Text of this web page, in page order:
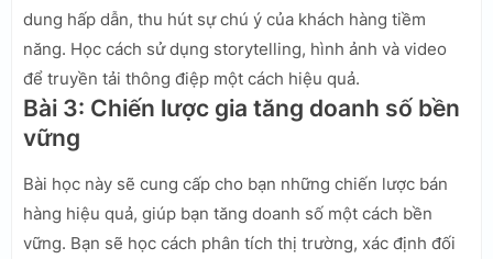
dung hấp dẫn, thu hút sự chú ý của khách hàng tiềm
năng. Học cách sử dụng storytelling, hình ảnh và video
để truyền tải thông điệp một cách hiệu quả.
Bài 3: Chiến lược gia tăng doanh số bền
vững
Bài học này sẽ cung cấp cho bạn những chiến lược bán
hàng hiệu quả, giúp bạn tăng doanh số một cách bền
vững. Bạn sẽ học cách phân tích thị trường, xác định đối